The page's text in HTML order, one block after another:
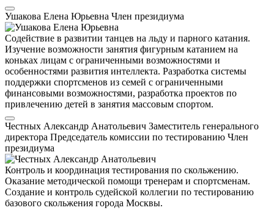
Ушакова Елена Юрьевна Член президиума
Содействие в развитии танцев на льду и парного катания.
Изучение возможности занятия фигурным катанием на
коньках лицам с ограниченными возможностями и
особенностями развития интеллекта. Разработка системы
поддержки спортсменов из семей с ограниченными
финансовыми возможностями, разработка проектов по
привлечению детей в занятия массовым спортом.
Честных Александр Анатольевич Заместитель генерального
директора Председатель комиссии по тестированию Член
президиума
Контроль и координация тестирования по скольжению.
Оказание методической помощи тренерам и спортсменам.
Создание и контроль судейской коллегии по тестированию
базового скольжения города Москвы.